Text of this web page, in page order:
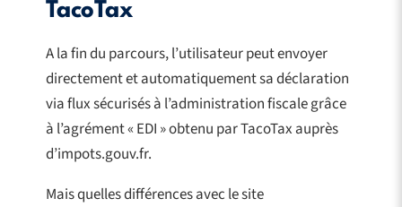
TacoTax
A la fin du parcours, l’utilisateur peut envoyer
directement et automatiquement sa déclaration
via flux sécurisés à l’administration fiscale grâce
à l’agrément « EDI » obtenu par TacoTax auprès
d’impots.gouv.fr.
Mais quelles différences avec le site